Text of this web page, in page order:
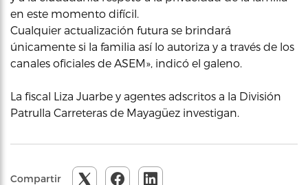
en este momento difícil.
Cualquier actualización futura se brindará
únicamente si la familia así lo autoriza y a través de los
canales oficiales de ASEM», indicó el galeno.
La fiscal Liza Juarbe y agentes adscritos a la División
Patrulla Carreteras de Mayagüez investigan.
Compartir